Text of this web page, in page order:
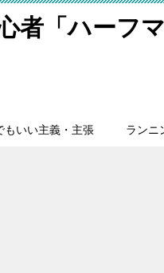
者「ハーフ
もいい主義・主張 ランニ